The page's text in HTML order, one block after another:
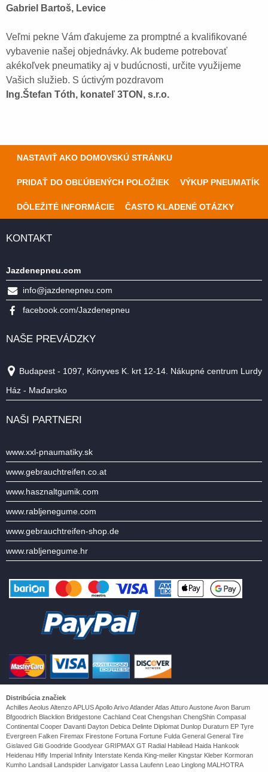
Gabriel Bartoš, Levice
Veľmi pekne Vám ďakujeme za promptné a kvalifikované
vybavenie našej objednávky. Ak budeme potrebovať
akékoľvek pneumatiky aj v budúcnosti, určite využijeme
Vašich služieb. S úctivým pozdravom
Ing.Štefan Tóth, konateľ 3TON, s.r.o.
NASTAVIŤ AKO DOMOVSKÚ STRÁNKU
PRIDAŤ DO OBĽÚBENÝCH POLOŽIEK VÝKUP PNEUMATÍK
DÔLEŽITÉ INFORMÁCIE ČASTO KLADENÉ OTÁZKY
KONTAKT
Jazdenepneu.com
info@jazdenepneu.com
facebook.com/Jazdenepneu
NAŠE PREVÁDZKY
Budapest - 1097, Könyves K. krt 12-14. Nákupné centrum Lurdy
Ház - Maďarsko
NAŠI PARTNERI
www.xxl-pnaumatiky.sk
www.gebrauchtreifen.co.at
www.hasznaltgumik.com
www.rabljenegume.com
www.gebrauchtreifen-shop.de
www.rabljenegume.hr
Distribúcia značiek
Achilles Aeolus Altenzo APLUS Apollo Arivo Atlander Atlas Atturo Austone Avon Barum
Bfgoodrich Blacklion Bridgestone Cachland Ceat Chengshan ChengShin Compasal
Continental Cooper Davanti Dayton Debica Delinte Diplomat Dunlop Duraturn EP Tyre
Evergreen Falken Firemax Firestone Fortuna Fortune Fulda General General Tire
Gislaved Giti Goodride Goodyear GRIPMAX GT Radial Habilead Haida Hankook
Heidenau Hifly Imperial Infinity Interstate Kenda King-meiler Kingstar Kleber Kormoran
Kumho Landsail Landspider Lanvigator Lassa Laufenn Leao Linglong MALHOTRA